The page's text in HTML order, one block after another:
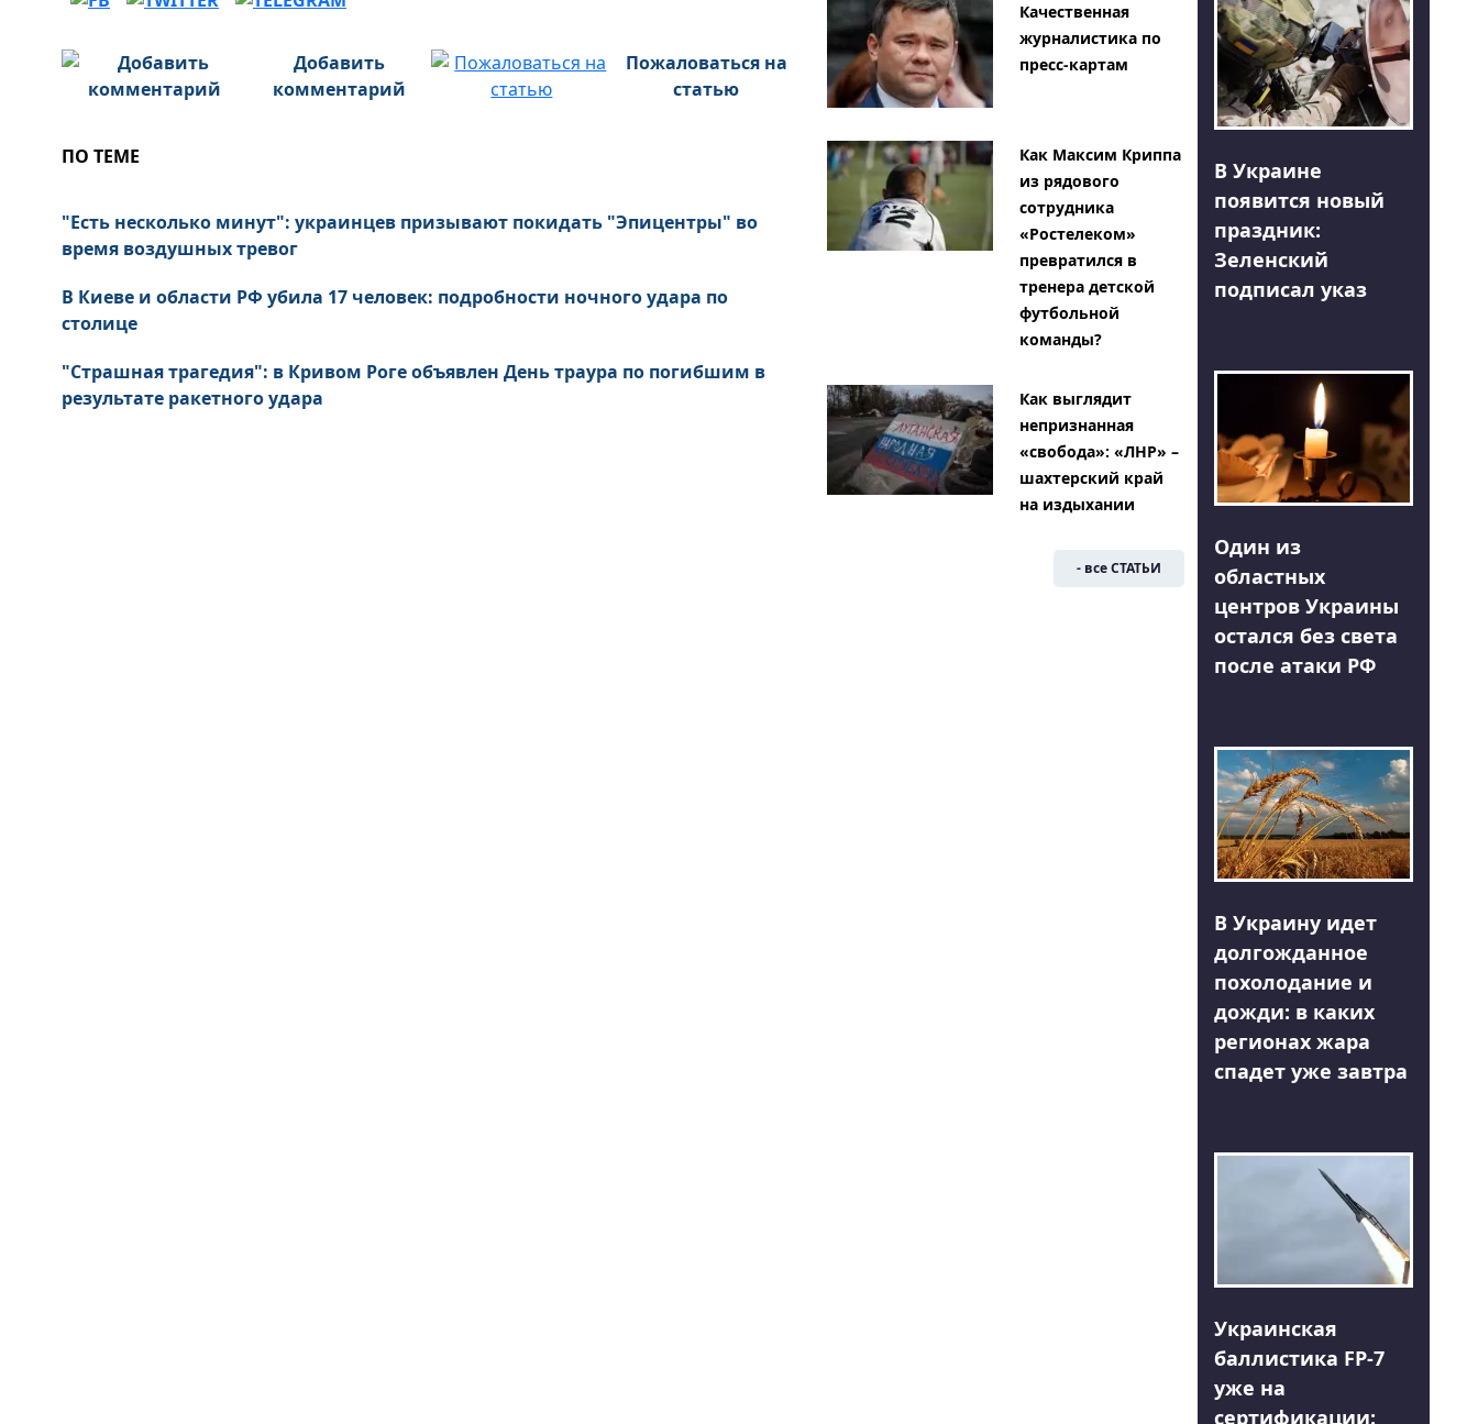
Добавить
комментарий
Пожаловаться на
статью
ПО ТЕМЕ
"Есть несколько минут": украинцев призывают покидать "Эпицентры" во
время воздушных тревог
В Киеве и области РФ убила 17 человек: подробности ночного удара по
столице
"Страшная трагедия": в Кривом Роге объявлен День траура по погибшим в
результате ракетного удара
Качественная
журналистика по
пресс-картам
Как Максим Криппа
из рядового
сотрудника
«Ростелеком»
превратился в
тренера детской
футбольной
команды?
Как выглядит
непризнанная
«свобода»: «ЛНР» –
шахтерский край
на издыхании
- все СТАТЬИ
В Украине
появится новый
праздник:
Зеленский
подписал указ
Один из
областных
центров Украины
остался без света
после атаки РФ
В Украину идет
долгожданное
похолодание и
дожди: в каких
регионах жара
спадет уже завтра
Украинская
баллистика FP-7
уже на
сертификации: